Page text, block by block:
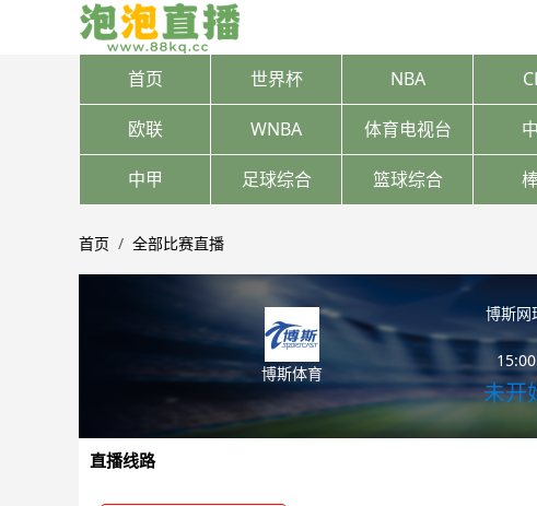
首页 世界杯 NBA
欧联 WNBA 体育电视台
中甲 足球综合 篮球综合
首页 全部比赛直播
博斯体育
博斯网
15:00
未开
直播线路